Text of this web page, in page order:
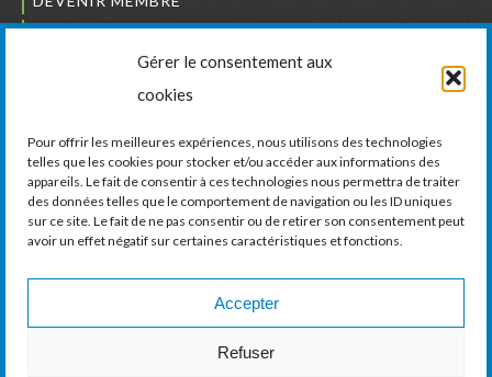
Gérer le consentement aux
cookies
Pour offrir les meilleures expériences, nous utilisons des technologies
telles que les cookies pour stocker et/ou accéder aux informations des
appareils. Le fait de consentir à ces technologies nous permettra de traiter
des données telles que le comportement de navigation ou les ID uniques
sur ce site. Le fait de ne pas consentir ou de retirer son consentement peut
avoir un effet négatif sur certaines caractéristiques et fonctions.
Accepter
Refuser
NOUS JOINDRE
L’ORDRE DES BÂTISSEURS
LA CHAMBRE DE COMMERCE ET D’INDUSTRIE
DE VAUDREUIL-SOULANGES
11, boul. de la Cité-des-Jeunes, Suite 201